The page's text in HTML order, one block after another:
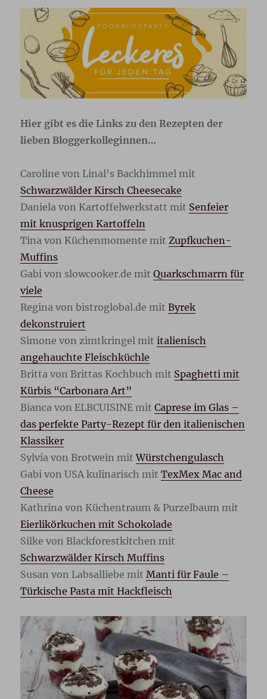
Hier gibt es die Links zu den Rezepten der
lieben Bloggerkolleginnen…
Caroline von Linal’s Backhimmel mit
Schwarzwälder Kirsch Cheesecake
Daniela von Kartoffelwerkstatt mit Senfeier
mit knusprigen Kartoffeln
Tina von Küchenmomente mit Zupfkuchen-
Muffins
Gabi von slowcooker.de mitQuarkschmarrn für
viele
Regina von bistroglobal.de mitByrek
dekonstruiert
Simone von zimtkringel mititalienisch
angehauchte Fleischküchle
Britta von Brittas Kochbuch mit Spaghetti mit
Kürbis “Carbonara Art”
Bianca von ELBCUISINE mitCaprese im Glas –
das perfekte Party-Rezept für den italienischen
Klassiker
Sylvia von Brotwein mitWürstchengulasch
Gabi von USA kulinarisch mitTexMex Mac and
Cheese
Kathrina von Küchentraum & Purzelbaum mit
Eierlikörkuchen mit Schokolade
Silke von Blackforestkitchen mit
Schwarzwälder Kirsch Muffins
Susan von Labsalliebe mit Manti für Faule –
Türkische Pasta mit Hackfleisch